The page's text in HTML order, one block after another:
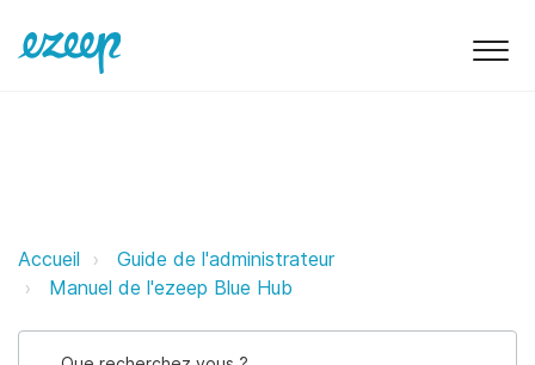
Mise à jour du ezeep Hub ezeep
Accueil
Guide de l'administrateur
Manuel de l'ezeep Blue Hub